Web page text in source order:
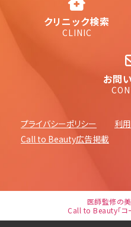
クリニック検索
CLINIC
お問
プライバシーポリシー 利
Call to Beauty広告掲載
医師監修の
Call to Beauty「コー